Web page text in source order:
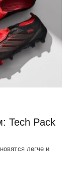
Tech Pack
легче и